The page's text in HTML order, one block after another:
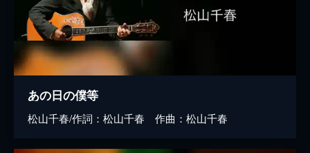
あの日の僕等
松山千春/作詞：松山千春 作曲：松山千春